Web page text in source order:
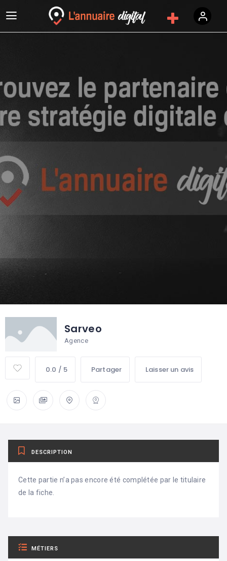
Sarveo
Agence
0.0 / 5 Partager Laisser un avis
DESCRIPTION
Cette partie n’a pas encore été complétée par le titulaire
de la fiche.
MÉTIERS